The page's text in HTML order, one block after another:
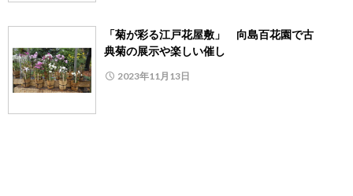
「菊が彩る江戸花屋敷」 向島百花園で古
典菊の展示や楽しい催し
2023年11月13日